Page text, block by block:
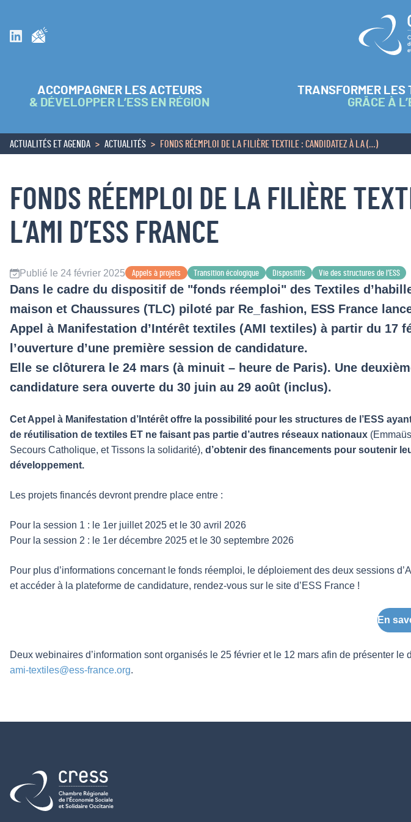
Suivez nous sur Linkedin
Retour à
ACCOMPAGNER LES ACTEURS
& DÉVELOPPER L’ESS EN RÉGION
TRANSFORMER LES
GRÂCE À
ACCUEIL
ACTUALITÉS ET AGENDA ACTUALITÉS FONDS RÉEMPLOI DE LA FILIÈRE TEXTILE : CANDIDATEZ À LA (…)
FONDS RÉEMPLOI DE LA FILIÈRE
L’AMI D’ESS FRANCE
Publié le 24 février 2025 Appels à projets Transition écologique Dispositifs Vie des structures de l’ESS
Dans le cadre du dispositif de "fonds réemploi" des Textiles
maison et Chaussures (TLC) piloté par Re_fashion, ESS France
Appel à Manifestation d’Intérêt textiles (AMI textiles) à partir du 17
l’ouverture d’une première session de candidature.
Elle se clôturera le 24 mars (à minuit – heure de Paris). Une
candidature sera ouverte du 30 juin au 29 août (inclus).
Cet Appel à Manifestation d’Intérêt offre la possibilité pour les structures de l’ESS
de réutilisation de textiles ET ne faisant pas partie d’autres réseaux nationaux
Secours Catholique, et Tissons la solidarité), d’obtenir des financements pour soutenir
développement.
Les projets financés devront prendre place entre :
Pour la session 1 : le 1er juillet 2025 et le 30 avril 2026
Pour la session 2 : le 1er décembre 2025 et le 30 septembre 2026
Pour plus d’informations concernant le fonds réemploi, le déploiement des deux sessions
et accéder à la plateforme de candidature, rendez-vous sur le site d’ESS France !
En
Deux webinaires d’information sont organisés le 25 février et le 12 mars afin de présenter
ami-textiles@ess-france.org.
Retour à l'accueil